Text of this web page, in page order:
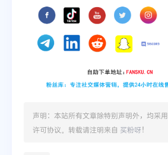
声明：本站所有文章除特别声明外，均采用
许可协议。转载请注明来自 买粉呀！